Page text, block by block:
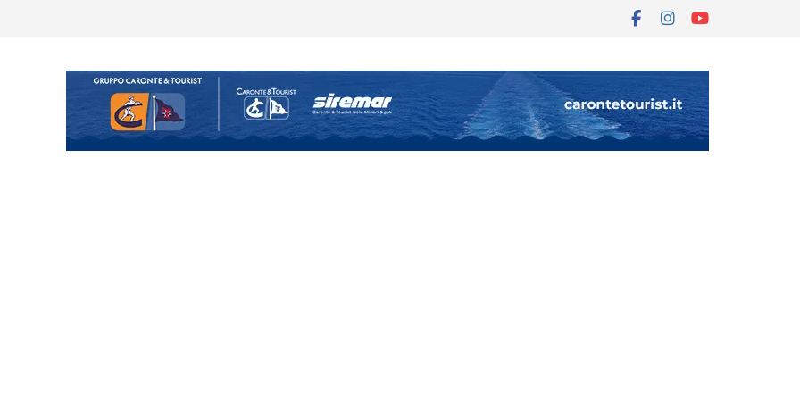
Tourè è un nuovo
del girone I
il ritiro di Cascia: intensità e
chiama questa piazza non